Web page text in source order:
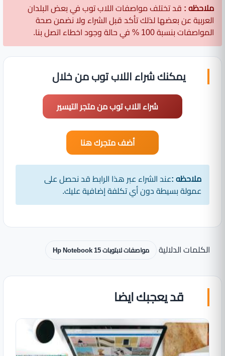
ملاحظه : قد تختلف مواصفات اللاب توب في بعض البلدان
العربية عن بعضها لذلك تأكد قبل الشراء ولا نضمن صحة
المواصفات بنسبة 100 % في حالة وجود اخطاء اتصل بنا.
يمكنك شراء اللاب توب من خلال
شراء اللاب توب من متجر التيسير
أضف متجرك هنا
ملاحظه :عند الشراء عبر هذا الرابط قد نحصل على
عمولة بسيطة دون أي تكلفة إضافية عليك.
الكلمات الدلالية مواصفات لابتوبات Hp Notebook 15
قد يعجبك ايضا